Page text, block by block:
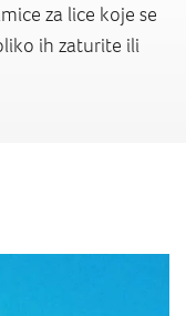
za lice koje se
ih zaturite ili